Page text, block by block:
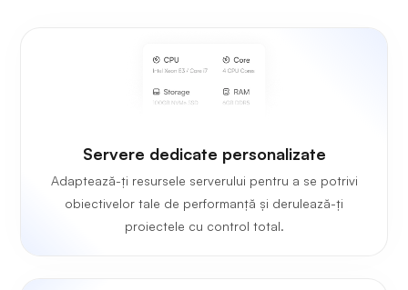
Servere dedicate personalizate
Adaptează-ți resursele serverului pentru a se potrivi
obiectivelor tale de performanță și derulează-ți
proiectele cu control total.